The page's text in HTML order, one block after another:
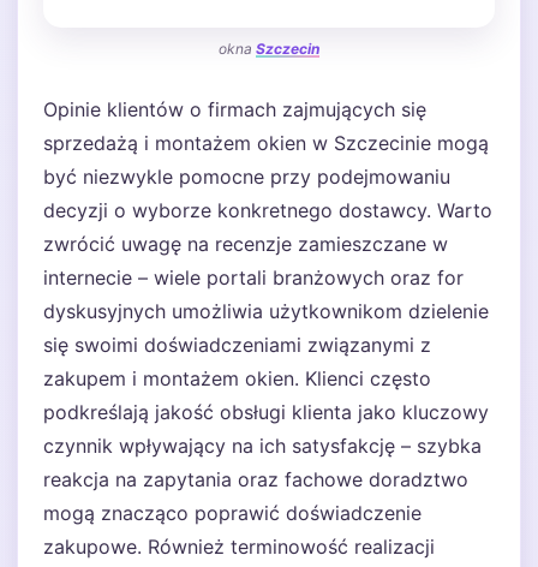
okna Szczecin
Opinie klientów o firmach zajmujących się
sprzedażą i montażem okien w Szczecinie mogą
być niezwykle pomocne przy podejmowaniu
decyzji o wyborze konkretnego dostawcy. Warto
zwrócić uwagę na recenzje zamieszczane w
internecie – wiele portali branżowych oraz for
dyskusyjnych umożliwia użytkownikom dzielenie
się swoimi doświadczeniami związanymi z
zakupem i montażem okien. Klienci często
podkreślają jakość obsługi klienta jako kluczowy
czynnik wpływający na ich satysfakcję – szybka
reakcja na zapytania oraz fachowe doradztwo
mogą znacząco poprawić doświadczenie
zakupowe. Również terminowość realizacji